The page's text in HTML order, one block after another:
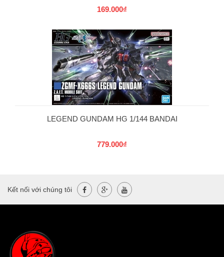
169.000₫
LEGEND GUNDAM HG 1/144 BANDAI
779.000₫
Kết nối với chúng tôi